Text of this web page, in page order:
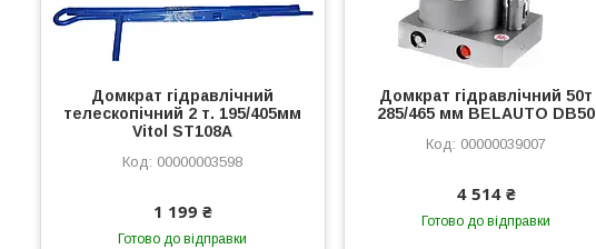
Домкрат гідравлічний
телескопічний 2 т. 195/405мм
Vitol ST108А
00000003598
1 199 ₴
Готово до відправки
Домкрат гідравлічний 50т
285/465 мм BELAUTO DB50
00000039007
4 514 ₴
Готово до відправки